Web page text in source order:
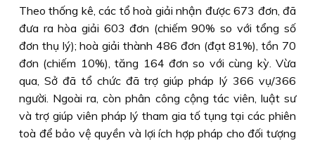
Theo thống kê, các tổ hoà giải nhận được 673 đơn, đã
đưa ra hòa giải 603 đơn (chiếm 90% so với tổng số
đơn thụ lý); hoà giải thành 486 đơn (đạt 81%), tồn 70
đơn (chiếm 10%), tăng 164 đơn so với cùng kỳ. Vừa
qua, Sở đã tổ chức đã trợ giúp pháp lý 366 vụ/366
người. Ngoài ra, còn phân công cộng tác viên, luật sư
và trợ giúp viên pháp lý tham gia tố tụng tại các phiên
toà để bảo vệ quyền và lợi ích hợp pháp cho đối tượng